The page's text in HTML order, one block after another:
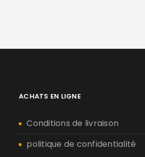
ACHATS EN LIGNE
Conditions de livraison
politique de confidentialité